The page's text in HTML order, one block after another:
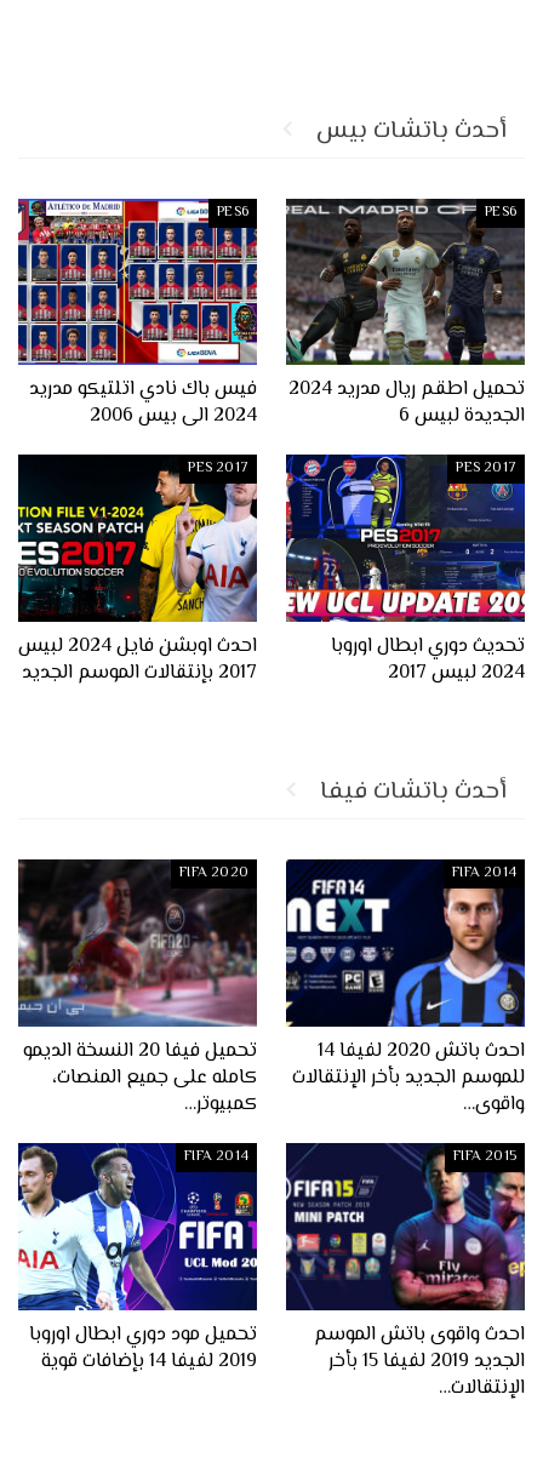
أحدث باتشات بيس
PES6
تحميل اطقم ريال مدريد 2024
الجديدة لبيس 6
PES6
فيس باك نادي اتلتيكو مدريد
2024 الى بيس 2006
PES 2017
تحديث دوري ابطال اوروبا
2024 لبيس 2017
PES 2017
احدث اوبشن فايل 2024 لبيس
2017 بإنتقالات الموسم الجديد
أحدث باتشات فيفا
FIFA 2014
احدث باتش 2020 لفيفا 14
للموسم الجديد بأخر الإنتقالات
واقوى…
FIFA 2020
تحميل فيفا 20 النسخة الديمو
كامله على جميع المنصات،
كمبيوتر…
FIFA 2015
احدث واقوى باتش الموسم
الجديد 2019 لفيفا 15 بأخر
الإنتقالات…
FIFA 2014
تحميل مود دوري ابطال اوروبا
2019 لفيفا 14 بإضافات قوية